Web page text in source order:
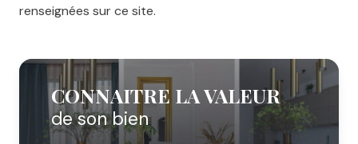
CONNAITRE LA VALEUR
de son bien
renseignées sur ce site.